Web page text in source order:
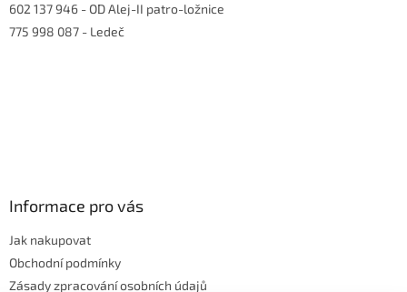
602 137 946 - OD Alej-II patro-ložnice
775 998 087 - Ledeč
Informace pro vás
Jak nakupovat
Obchodní podmínky
Zásady zpracování osobních údajů